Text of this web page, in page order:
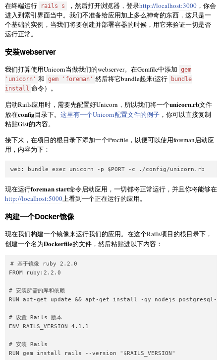
在终端运行 rails s ，然后打开浏览器，登录http://localhost:3000 ，你会
进入到索引界面当中。我们不准备给应用加上多么神奇的东西，这只是一
个基础的实例，当我们将要创建并部署容器的时候，用它来验证一切是否
运行正常。
安装webserver
我们打算使用Unicorn当做我们的webserver。在Gemfile中添加 gem
'unicorn' 和 gem 'foreman' 然后将它bundle起来(运行
bundle
install 命令）。
启动Rails应用时，需要先配置好Unicorn，所以我们将一个unicorn.rb文件
放在config目录下。 这里有一个Unicorn配置文件的例子 ，你可以直接复制
粘贴Gist的内容。
接下来，在项目的根目录下添加一个Procfile，以便可以使用foreman启动应
用，内容为下：
现在运行foreman start命令启动应用，一切都将正常运行，并且你将能够在
http://localhost:5000上看到一个正在运行的应用。
构建一个Docker镜像
现在我们构建一个镜像来运行我们的应用。在这个Rails项目的根目录下，
创建一个名为Dockerfile的文件，然后粘贴进以下内容：
# 基于镜像 ruby 2.2.0
FROM ruby:2.2.0
# 安装所需的库和依赖
RUN apt-get update && apt-get install -qy nodejs
# 设置 Rails 版本
ENV RAILS_VERSION 4.1.1
# 安装 Rails
RUN gem install rails --version "$RAILS_VERSION"